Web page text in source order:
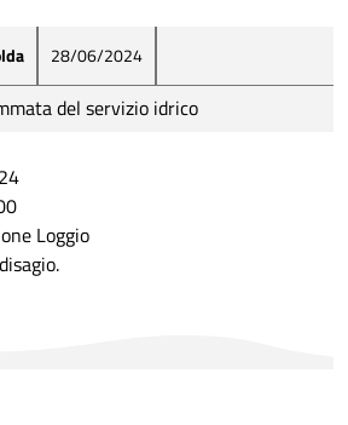
28/06/2024
del servizio idrico
Loggio